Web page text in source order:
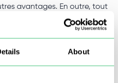
About
avantages. En outre, tout
vous sans le risque de